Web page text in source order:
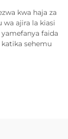
kwa haja za
wa ajira la kiasi
faida
sehemu